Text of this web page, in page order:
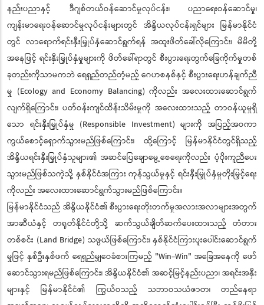
နည်းပညာနှင့် ဒီဂျစ်တယ်ဝန်ဆောင်မှုလုပ်ငန်း၊ ပညာရေးဝန်ဆောင်မှု၊
ကျန်းမာရေးဝန်ဆောင်မှုလုပ်ငန်းများတွင် အိန္ဒိယလုပ်ငန်းရှင်များ မြန်မာနိုင်ငံ
တွင် လာရောက်ရင်းနှီးမြှုပ်နှံဆောင်ရွက်ရန် အထူးဖိတ်ခေါ်လိုကြောင်း၊ မိမိတို့
အနေဖြင့် ရင်းနှီးမြှုပ်နှံမှုများကို ဖိတ်ခေါ်ရာတွင် စီးပွားရေးတွက်ခြေကိုက်မှုတစ်
ခုတည်းကိုသာမကဘဲ ရေရှည်တည်တံ့မည့် ဂေဟစနစ်နှင့် စီးပွားရေးဟန်ချက်ညီ
မှု (Ecology and Economy Balancing) ကိုလည်း အလေးထားဆောင်ရွက်
လျက်ရှိကြောင်း၊ ပတ်ဝန်းကျင်ထိန်းသိမ်းမှုကို အလေးထားသည့် တာဝန်ယူမှုရှိ
သော ရင်းနှီးမြှုပ်နှံမှု (Responsible Investment) များကို အပြည့်အဝကာ
ကွယ်စောင့်ရှောက်သွားမည်ဖြစ်ကြောင်း၊ ထို့ကြောင့် မြန်မာနိုင်ငံတွင်ရှိသည့်
အိန္ဒိယရင်းနှီးမြှုပ်နှံသူများ၏ အဆင်ပြေချောမွေ့စေရေးကိုလည်း ပံ့ပိုးကူညီပေး
သွားမည်ဖြစ်သကဲ့သို့ နှစ်နိုင်ငံအကြား ကုန်သွယ်မှုနှင့် ရင်းနှီးမြှုပ်နှံမှုတိုးမြှင့်ရေး
ကိုလည်း အလေးထားဆောင်ရွက်သွားမည်ဖြစ်ကြောင်း။
မြန်မာနိုင်ငံသည် အိန္ဒိယနိုင်ငံ၏ စီးပွားရေးတိုးတက်မှုအလားအလာများအတွက်
အာဆီယံနှင့် တရုတ်နိုင်ငံတို့သို့ ဆက်သွယ်ချိတ်ဆက်ပေးထားသည့် တံတား
တစ်စင်း (Land Bridge) သဖွယ်ဖြစ်ကြောင်း၊ နှစ်နိုင်ငံကြားပူးပေါင်းဆောင်ရွက်
မှုဖြင့် နှစ်ဦးနှစ်ဖက် ရေရှည်မျှဝေခံစားကြမည့် "Win-Win" အခြေအနေကို ဖော်
ဆောင်သွားရမည်ဖြစ်ကြောင်း၊ အိန္ဒိယနိုင်ငံ၏ အဆင့်မြင့်နည်းပညာ၊ အရင်းအနှီး
များနှင့် မြန်မာနိုင်ငံ၏ ကြွယ်ဝသည့် သဘာဝသယံဇာတ၊ တည်နေရာ